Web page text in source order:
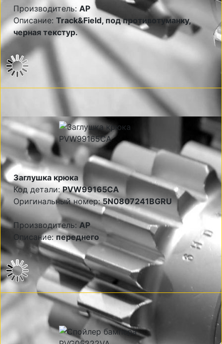
Производитель: AP
Описание: Track&Field, под противотуманку,
черная текстур.
Заглушка крюка
Код детали:PVW99165CA
Оригинальный номер:5N0807241BGRU
Производитель: AP
Описание:переднего